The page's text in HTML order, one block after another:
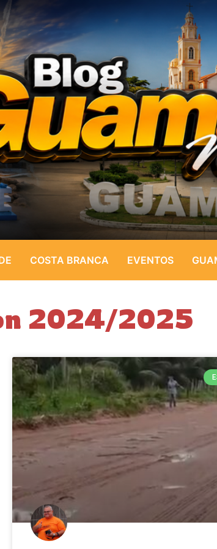
COSTA BRANCA EVENTOS
2024/2025